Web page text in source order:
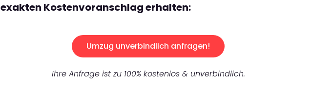
exakten Kostenvoranschlag erhalten:
Umzug unverbindlich anfragen!
Ihre Anfrage ist zu 100% kostenlos & unverbindlich.